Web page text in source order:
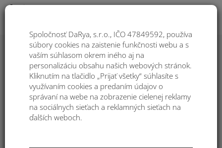
Poradie 1 2 3
4499
99
Spoločnosť DaRya, s.r.o., IČO 47849592, používa
súbory cookies na zaistenie funkčnosti webu a s
vaším súhlasom okrem iného aj na
personalizáciu obsahu našich webových stránok.
Kliknutím na tlačidlo „Prijať všetky“ súhlasíte s
využívaním cookies a predaním údajov o
správaní na webe na zobrazenie cielenej reklamy
na sociálnych sieťach a reklamných sieťach na
ďalších weboch.